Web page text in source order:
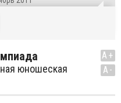
юношеская
A+
A-